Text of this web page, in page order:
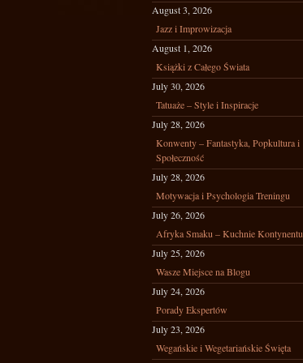
August 3, 2026
Jazz i Improwizacja
August 1, 2026
Książki z Całego Świata
July 30, 2026
Tatuaże – Style i Inspiracje
July 28, 2026
Konwenty – Fantastyka, Popkultura i
Społeczność
July 28, 2026
Motywacja i Psychologia Treningu
July 26, 2026
Afryka Smaku – Kuchnie Kontynentu
July 25, 2026
Wasze Miejsce na Blogu
July 24, 2026
Porady Ekspertów
July 23, 2026
Wegańskie i Wegetariańskie Święta